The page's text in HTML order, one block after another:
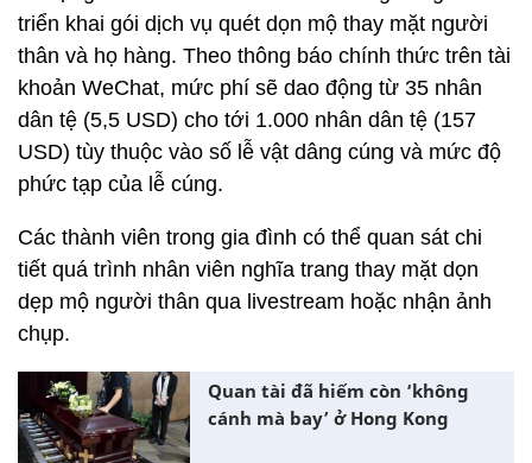
triển khai gói dịch vụ quét dọn mộ thay mặt người
thân và họ hàng. Theo thông báo chính thức trên tài
khoản WeChat, mức phí sẽ dao động từ 35 nhân
dân tệ (5,5 USD) cho tới 1.000 nhân dân tệ (157
USD) tùy thuộc vào số lễ vật dâng cúng và mức độ
phức tạp của lễ cúng.
Các thành viên trong gia đình có thể quan sát chi
tiết quá trình nhân viên nghĩa trang thay mặt dọn
dẹp mộ người thân qua livestream hoặc nhận ảnh
chụp.
Quan tài đã hiếm còn ‘không
cánh mà bay’ ở Hong Kong